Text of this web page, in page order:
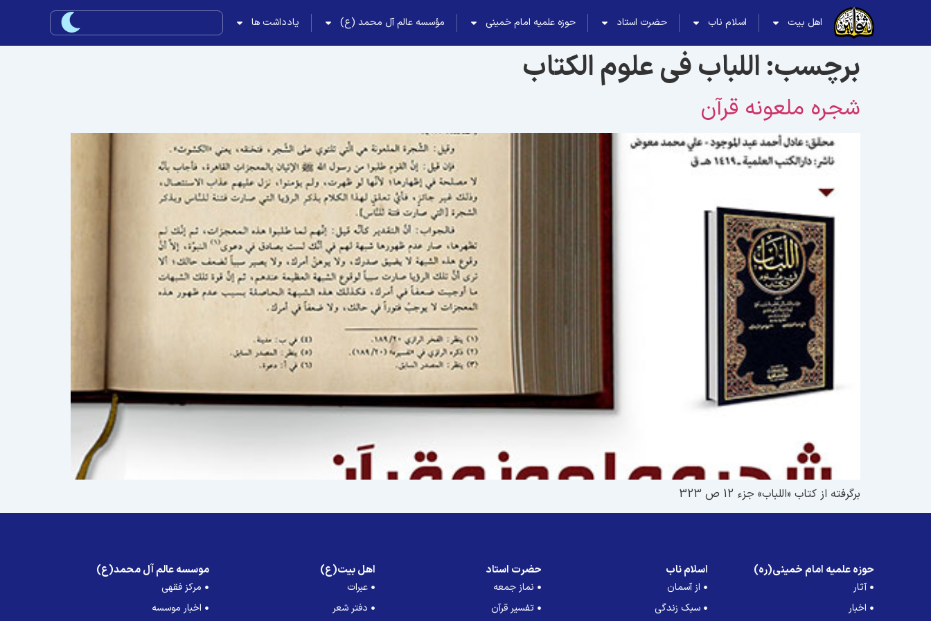
اهل بیت اسلام ناب حضرت استاد حوزه علمیه امام خمینی مؤسسه عالم آل محمد (ع) یادداشت ها
برچسب: اللباب فی علوم الکتاب
شجره ملعونه قرآن
برگرفته از کتاب «اللباب» جزء 12 ص 323
حوزه علمیه امام خمینی(ره)
آثار
اخبار
اسلام ناب
از آسمان
سبک زندگی
حضرت استاد
نماز جمعه
تفسیر قرآن
اهل بیت(ع)
عبرات
دفتر شعر
موسسه عالم آل محمد(ع)
مرکز فقهی
اخبار موسسه